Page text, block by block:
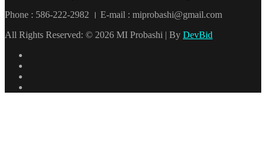
Phone : 586-222-2982 । E-mail : miprobashi@gmail.com
All Rights Reserved: © 2026 MI Probashi | By DevBid